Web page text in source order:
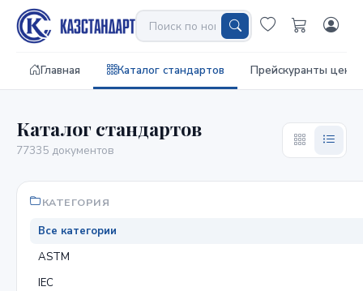
Главная Каталог стандартов Прейскуранты цен
Каталог стандартов
77335 документов
КАТЕГОРИЯ
Все категории
ASTM
IEC